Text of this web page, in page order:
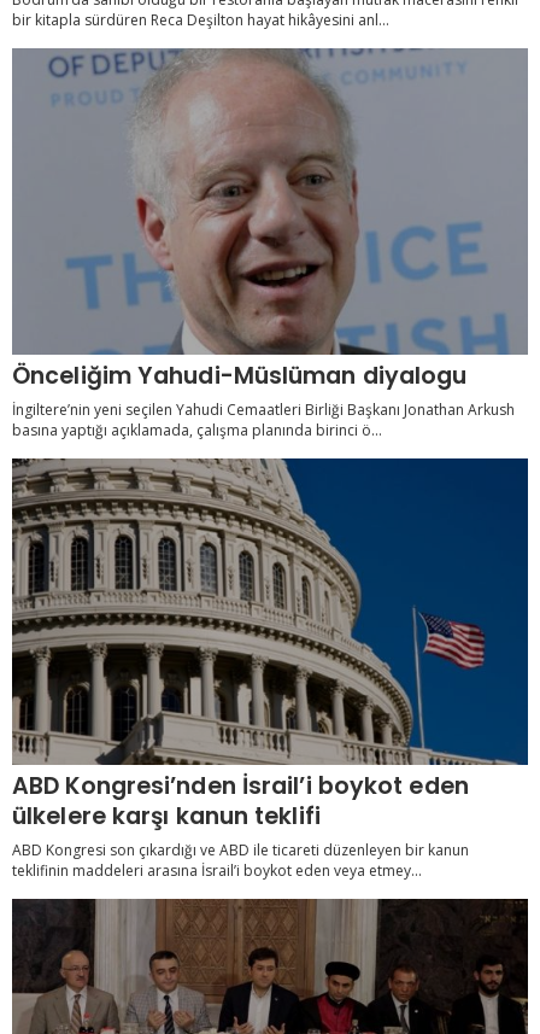
bir kitapla sürdüren Reca Deşilton hayat hikâyesini anl...
Önceliğim Yahudi-Müslüman diyalogu
İngiltere’nin yeni seçilen Yahudi Cemaatleri Birliği Başkanı Jonathan Arkush
basına yaptığı açıklamada, çalışma planında birinci ö...
ABD Kongresi’nden İsrail’i boykot eden
ülkelere karşı kanun teklifi
ABD Kongresi son çıkardığı ve ABD ile ticareti düzenleyen bir kanun
teklifinin maddeleri arasına İsrail’i boykot eden veya etmey...